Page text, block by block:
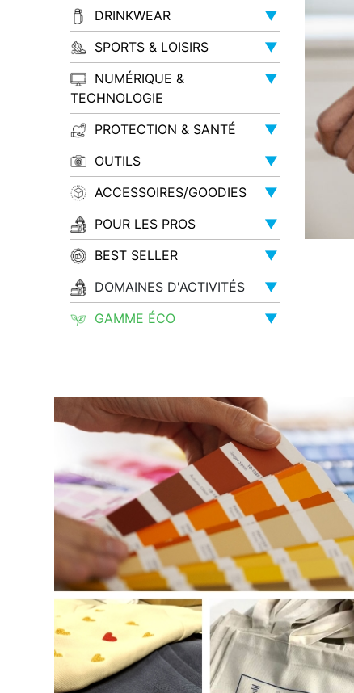
DRINKWEAR
▼
SPORTS & LOISIRS
▼
NUMÉRIQUE &
TECHNOLOGIE
▼
PROTECTION & SANTÉ
▼
OUTILS
▼
ACCESSOIRES/GOODIES
▼
POUR LES PROS
▼
BEST SELLER
▼
DOMAINES D'ACTIVITÉS
▼
GAMME ÉCO
▼